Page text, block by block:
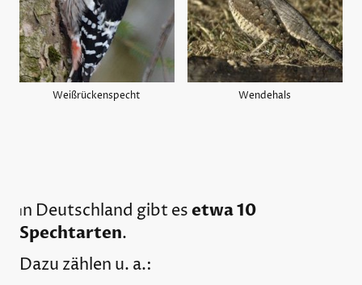
Weißrückenspecht Wendehals
In Deutschland gibt esetwa 10
Spechtarten.
Dazu zählen u. a.: